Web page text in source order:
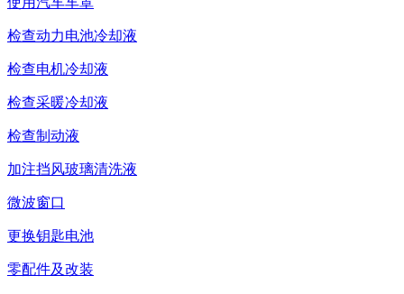
检查动力电池冷却液
检查电机冷却液
检查采暖冷却液
检查制动液
加注挡风玻璃清洗液
微波窗口
更换钥匙电池
零配件及改装